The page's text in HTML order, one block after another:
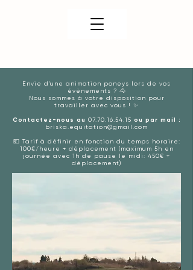
Envie d'une animation poneys lors de vos
évènements ? 🐴
Nous sommes à votre disposition pour
travailler avec vous ! ✨
Contactez-nous au 07.70.16.54.15 ou par mail :
briska.equitation@gmail.com
💶 Tarif à définir en fonction du temps horaire:
100€/heure + déplacement (maximum 5h en
journée avec 1h de pause le midi: 450€ +
déplacement)